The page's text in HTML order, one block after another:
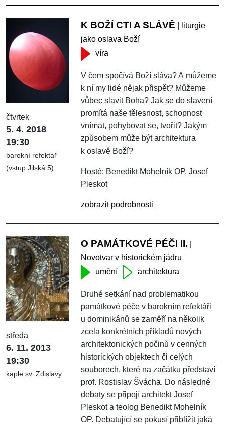
čtvrtek
5. 4. 2018
19:30
barokní refektář
(vstup Jilská 5)
K BOŽÍ CTI A SLÁVĚ | liturgie
jako oslava Boží
víra
V čem spočívá Boží sláva? A můžeme
k ní my lidé nějak přispět? Můžeme
vůbec slavit Boha? Jak se do slavení
promítá naše tělesnost, schopnost
vnímat, pohybovat se, tvořit? Jakým
způsobem může být architektura
k oslavě Boží?
Hosté: Benedikt Mohelník OP, Josef
Pleskot
zobrazit podrobnosti
středa
6. 11. 2013
19:30
kaple sv. Zdislavy
O PAMÁTKOVÉ PÉČI II.
Novotvar v historickém jádru
umění
architektura
Druhé setkání nad problematikou
památkové péče v barokním refektáři
u dominikánů se zaměří na několik
zcela konkrétních příkladů nových
architektonických počinů v cenných
historických objektech či celých
souborech, které na začátku představí
prof. Rostislav Švácha. Do následné
debaty se připojí architekt Josef
Pleskot a teolog Benedikt Mohelník
OP. Debatující se pokusí přiblížit jaká